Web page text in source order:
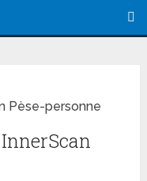
Pèse-personne